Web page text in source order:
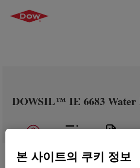
DOWSIL™ IE 6683 Water
본 사이트의 쿠키 정보